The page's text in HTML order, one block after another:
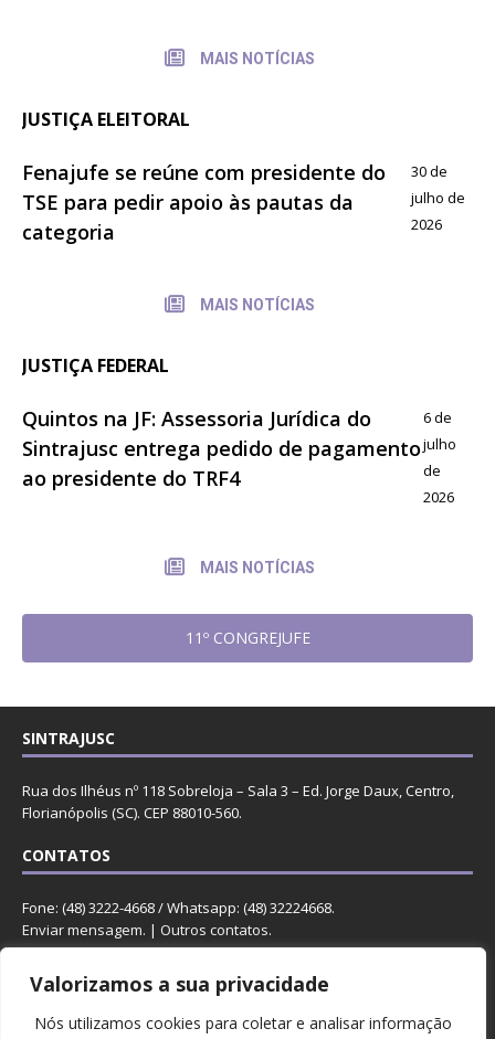
Valorizamos a sua privacidade
Nós utilizamos cookies para coletar e analisar informação
MAIS NOTÍCIAS
JUSTIÇA ELEITORAL
Fenajufe se reúne com presidente do
TSE para pedir apoio às pautas da
categoria
30 de
julho de
2026
MAIS NOTÍCIAS
JUSTIÇA FEDERAL
Quintos na JF: Assessoria Jurídica do
Sintrajusc entrega pedido de pagamento
ao presidente do TRF4
6 de
julho
de
2026
MAIS NOTÍCIAS
11º CONGREJUFE
SINTRAJUSC
Rua dos Ilhéus nº 118 Sobreloja – Sala 3 – Ed. Jorge Daux, Centro,
Florianópolis (SC). CEP 88010-560.
CONTATOS
Fone: (48) 3222-4668 / Whatsapp: (48) 32224668.
Enviar mensagem. | Outros contatos.
REDES